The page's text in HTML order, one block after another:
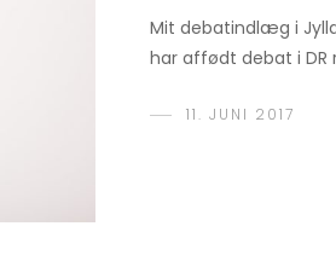
Mit debatindlæg i
har affødt debat i DR
11. JUNI 2017